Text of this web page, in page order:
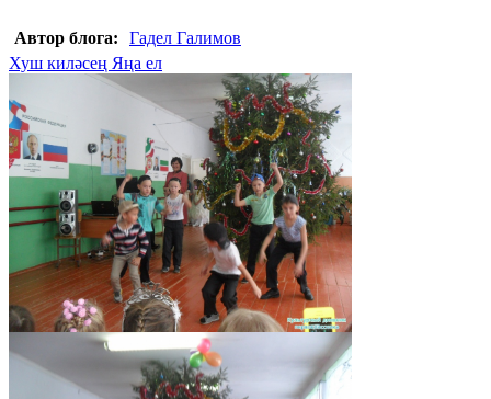
Автор блога:
Гадел Галимов
Хуш киләсең Яңа ел